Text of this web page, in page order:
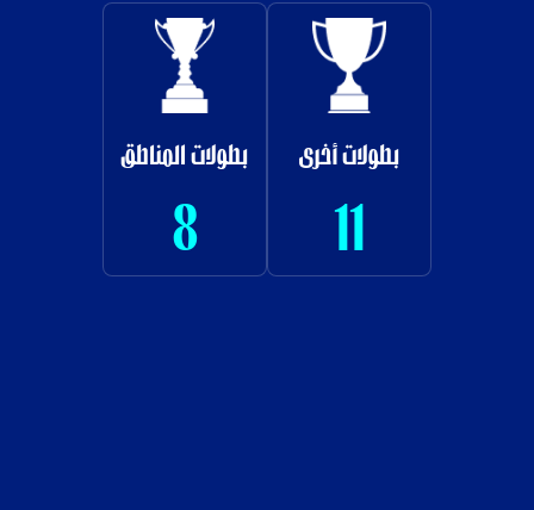
بطولات أخرى
11
بطولات المناطق
8